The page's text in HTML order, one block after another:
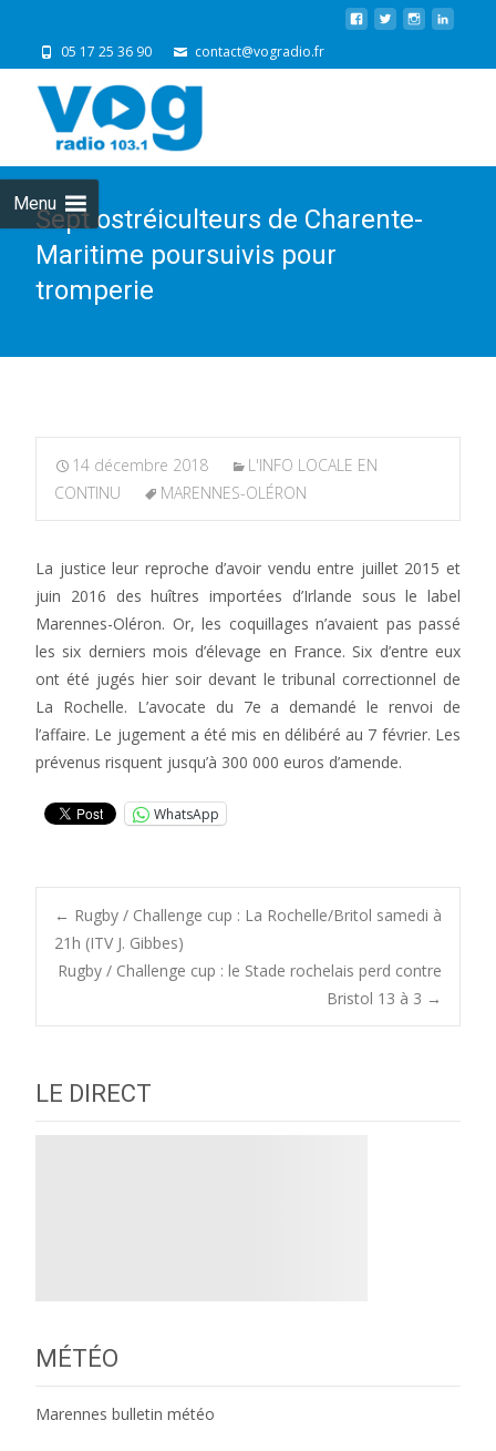
05 17 25 36 90 contact@vogradio.fr
Menu
Sept ostréiculteurs de Charente-
Maritime poursuivis pour
tromperie
14 décembre 2018
L'INFO LOCALE EN
CONTINU
MARENNES-OLÉRON
La justice leur reproche d’avoir vendu entre juillet 2015 et
juin 2016 des huîtres importées d’Irlande sous le label
Marennes-Oléron. Or, les coquillages n’avaient pas passé
les six derniers mois d’élevage en France. Six d’entre eux
ont été jugés hier soir devant le tribunal correctionnel de
La Rochelle. L’avocate du 7e a demandé le renvoi de
l’affaire. Le jugement a été mis en délibéré au 7 février. Les
prévenus risquent jusqu’à 300 000 euros d’amende.
WhatsApp
Post
navigation
← Rugby / Challenge cup : La Rochelle/Britol samedi à
21h (ITV J. Gibbes)
Rugby / Challenge cup : le Stade rochelais perd contre
Bristol 13 à 3 →
LE DIRECT
MÉTÉO
Marennes bulletin météo